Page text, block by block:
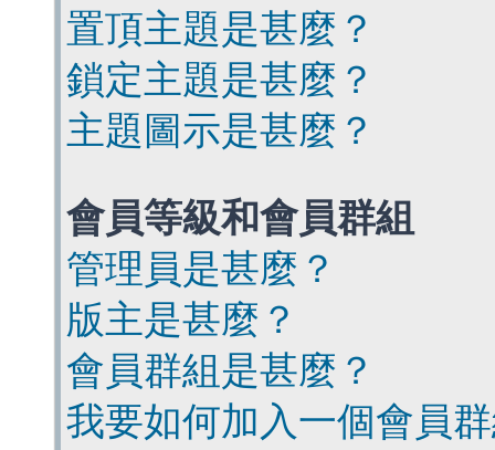
置頂主題是甚麼？
鎖定主題是甚麼？
主題圖示是甚麼？
會員等級和會員群組
管理員是甚麼？
版主是甚麼？
會員群組是甚麼？
我要如何加入一個會員